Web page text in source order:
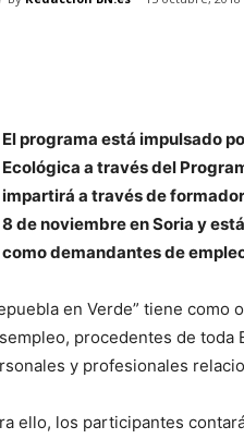
El programa está impulsado
Ecológica a través del
impartirá a través de
8 de noviembre en Soria y
como demandantes de
en Verde” tiene
procedentes de toda
y profesionales
ello, los participantes